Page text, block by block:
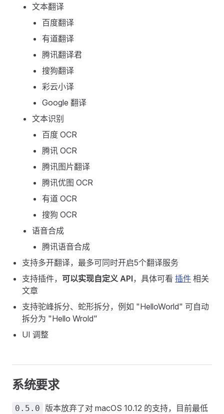
文本翻译
百度翻译
有道翻译
腾讯翻译君
搜狗翻译
彩云小译
Google 翻译
文本识别
百度 OCR
腾讯 OCR
腾讯图片翻译
腾讯优图 OCR
有道 OCR
搜狗 OCR
语音合成
腾讯语音合成
支持多开翻译，最多可同时开启5个翻译服务
支持插件， 可以实现自定义 API，具体可看 插件 相关
文章
支持驼峰拆分、蛇形拆分，例如 "HelloWorld" 可自动
拆分为 "Hello Wrold"
UI 调整
系统要求
0.5.0
版本放弃了对 macOS 10.12 的支持，目前最低